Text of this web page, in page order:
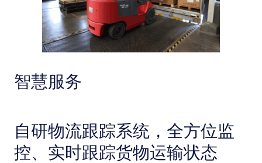
智慧服务
自研物流跟踪系统，全方位监
控、实时跟踪货物运输状态